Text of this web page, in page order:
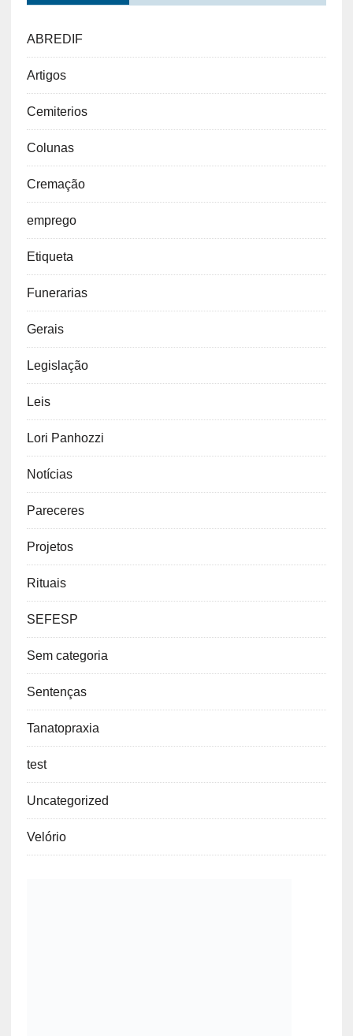
ABREDIF
Artigos
Cemiterios
Colunas
Cremação
emprego
Etiqueta
Funerarias
Gerais
Legislação
Leis
Lori Panhozzi
Notícias
Pareceres
Projetos
Rituais
SEFESP
Sem categoria
Sentenças
Tanatopraxia
test
Uncategorized
Velório